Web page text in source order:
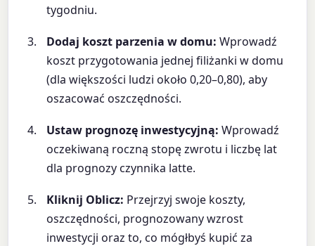
tygodniu.
Dodaj koszt parzenia w domu: Wprowadź
koszt przygotowania jednej filiżanki w domu
(dla większości ludzi około 0,20–0,80), aby
oszacować oszczędności.
Ustaw prognozę inwestycyjną: Wprowadź
oczekiwaną roczną stopę zwrotu i liczbę lat
dla prognozy czynnika latte.
Kliknij Oblicz: Przejrzyj swoje koszty,
oszczędności, prognozowany wzrost
inwestycji oraz to, co mógłbyś kupić za